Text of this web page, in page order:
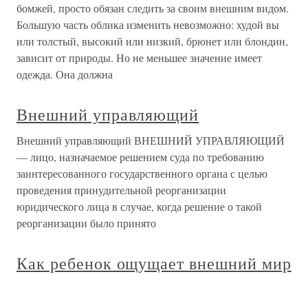
бомжей, просто обязан следить за своим внешним видом.
Большую часть облика изменить невозможно: худой вы
или толстый, высокий или низкий, брюнет или блондин,
зависит от природы. Но не меньшее значение имеет
одежда. Она должна
Внешний управляющий
Внешний управляющий ВНЕШНИЙ УПРАВЛЯЮЩИЙ
— лицо, назначаемое решением суда по требованию
заинтересованного государственного органа с целью
проведения принудительной реорганизации
юридического лица в случае, когда решение о такой
реорганизации было принято
Как ребенок ощущает внешний мир